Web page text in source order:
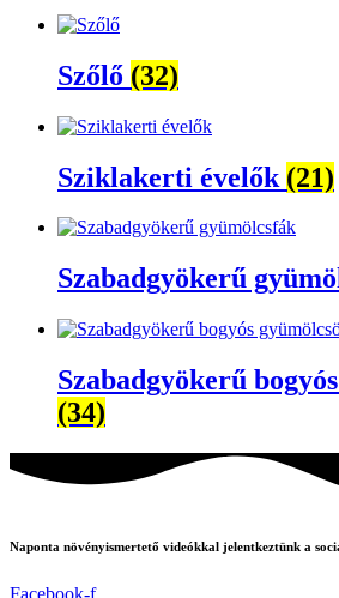
Szőlő (32)
Sziklakerti évelők (21)
Szabadgyökerű
Szabadgyökerű
(34)
Naponta növényismertető videókkal jelentkeztünk a